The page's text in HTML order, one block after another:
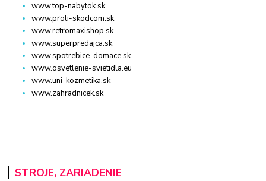
www.top-nabytok.sk
www.proti-skodcom.sk
www.retromaxishop.sk
www.superpredajca.sk
www.spotrebice-domace.sk
www.osvetlenie-svietidla.eu
www.uni-kozmetika.sk
www.zahradnicek.sk
STROJE, ZARIADENIE